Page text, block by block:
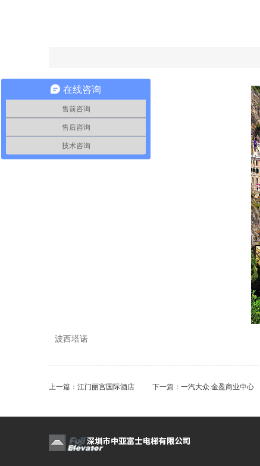
波西塔诺
上一篇： 江门丽宫国际酒店 下一篇： 一汽大众.金盈商业中心
在线咨询
售前咨询
售后咨询
技术咨询